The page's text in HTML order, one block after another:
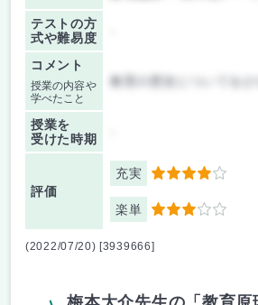
テストの方
式や難易度
コメント
授業の内容や
学べたこと
授業を
受けた時期
評価
充実 4
楽単 3
(2022/07/20) [3939666]